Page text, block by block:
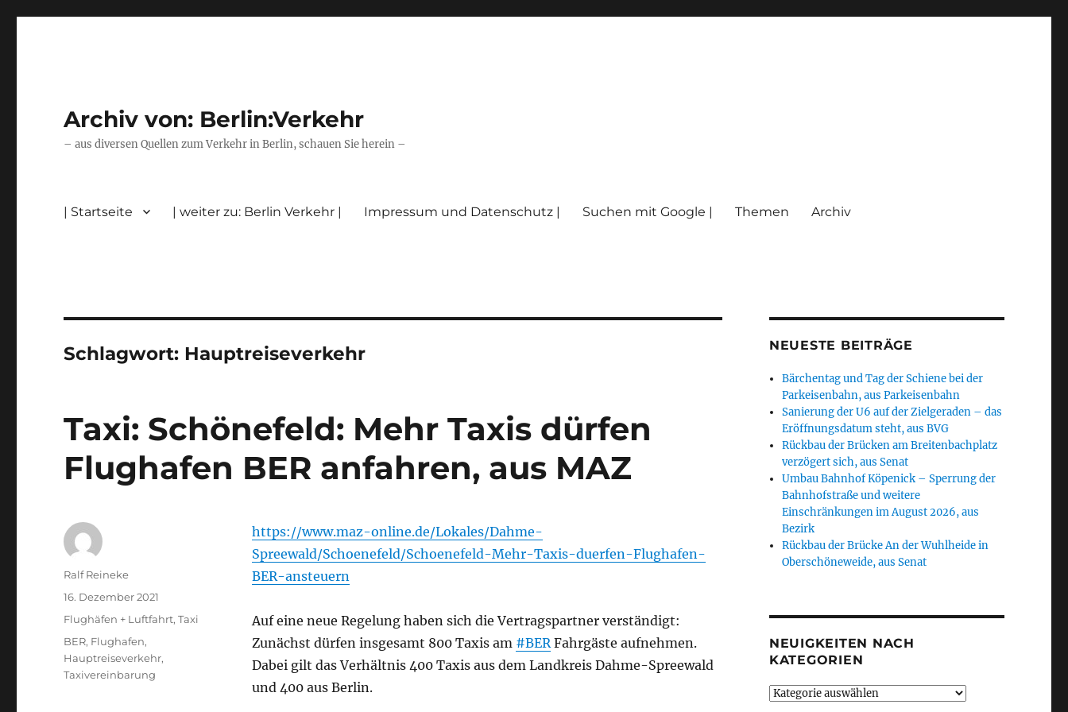
Archiv von: Berlin:Verkehr
– aus diversen Quellen zum Verkehr in Berlin, schauen Sie herein –
| Startseite | weiter zu: Berlin Verkehr | Impressum und Datenschutz | Suchen mit Google | Themen Archiv
Schlagwort: Hauptreiseverkehr
Taxi: Schönefeld: Mehr Taxis dürfen
Flughafen BER anfahren, aus MAZ
https://www.maz-online.de/Lokales/Dahme-
Spreewald/Schoenefeld/Schoenefeld-Mehr-Taxis-duerfen-Flughafen-
BER-ansteuern
Auf eine neue Regelung haben sich die Vertragspartner verständigt:
Zunächst dürfen insgesamt 800 Taxis am #BERFahrgäste aufnehmen.
Dabei gilt das Verhältnis 400 Taxis aus dem Landkreis Dahme-Spreewald
und 400 aus Berlin.
Autor
Ralf Reineke
Veröffentlicht
am
16. Dezember 2021
Kategorien
Flughäfen + Luftfahrt,Taxi
Schlagwörter
BER, Flughafen,
Hauptreiseverkehr,
Taxivereinbarung
NEUESTE BEITRÄGE
Bärchentag und Tag der Schiene bei der
Parkeisenbahn, aus Parkeisenbahn
Sanierung der U6 auf der Zielgeraden – das
Eröffnungsdatum steht, aus BVG
Rückbau der Brücken am Breitenbachplatz
verzögert sich, aus Senat
Umbau Bahnhof Köpenick – Sperrung der
Bahnhofstraße und weitere
Einschränkungen im August 2026, aus
Bezirk
Rückbau der Brücke An der Wuhlheide in
Oberschöneweide, aus Senat
NEUIGKEITEN NACH
KATEGORIEN
Neuigkeiten